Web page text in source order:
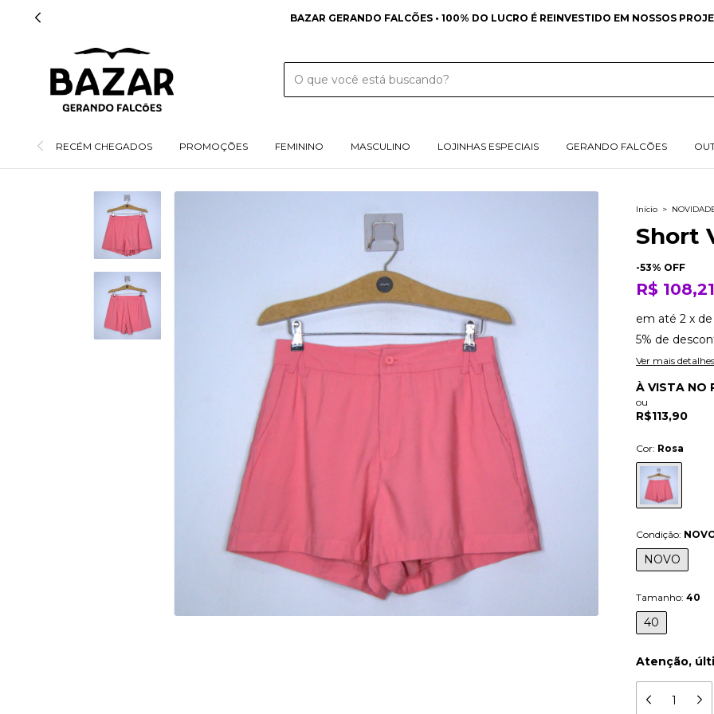
BAZAR GERANDO FALCÕES • 100% DO LUCRO É REINVESTIDO EM NOSSOS
RECÉM CHEGADOS PROMOÇÕES FEMININO MASCULINO LOJINHAS ESPECIAIS GERANDO FALCÕES
Início >
Short
-53% OFF
R$ 108,21
em até 2 x de
5% de
Ver mais detalhes
À VISTA NO
ou
R$113,90
Cor: Rosa
Condição:
NOVO
Tamanho: 40
40
Atenção,